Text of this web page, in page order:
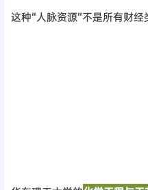
这种“人脉资源”不是所有财